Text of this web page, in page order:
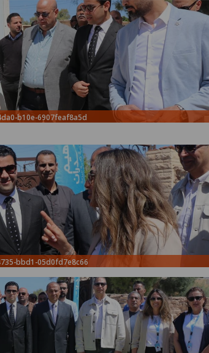
b10e-6907feaf8a5d
bbd1-05d0fd7e8c66